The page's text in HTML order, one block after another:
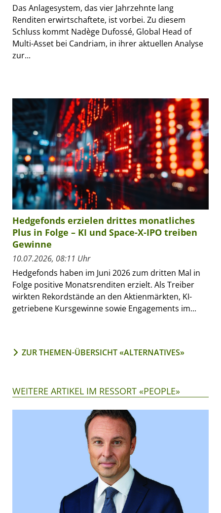
Das Anlagesystem, das vier Jahrzehnte lang
Renditen erwirtschaftete, ist vorbei. Zu diesem
Schluss kommt Nadège Dufossé, Global Head of
Multi-Asset bei Candriam, in ihrer aktuellen Analyse
zur...
Hedgefonds erzielen drittes monatliches
Plus in Folge – KI und Space-X-IPO treiben
Gewinne
10.07.2026, 08:11 Uhr
Hedgefonds haben im Juni 2026 zum dritten Mal in
Folge positive Monatsrenditen erzielt. Als Treiber
wirkten Rekordstände an den Aktienmärkten, KI-
getriebene Kursgewinne sowie Engagements im...
ZUR THEMEN-ÜBERSICHT «ALTERNATIVES»
WEITERE ARTIKEL IM RESSORT «PEOPLE»